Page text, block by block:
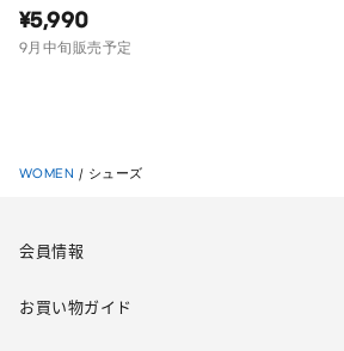
¥5,990
9月中旬販売予定
WOMEN / シューズ
会員情報
お買い物ガイド